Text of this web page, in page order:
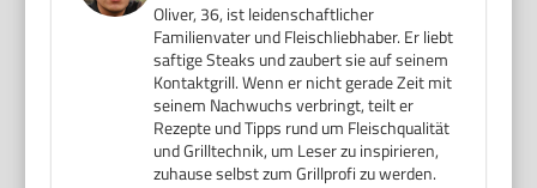
Oliver, 36, ist leidenschaftlicher
Familienvater und Fleischliebhaber. Er liebt
saftige Steaks und zaubert sie auf seinem
Kontaktgrill. Wenn er nicht gerade Zeit mit
seinem Nachwuchs verbringt, teilt er
Rezepte und Tipps rund um Fleischqualität
und Grilltechnik, um Leser zu inspirieren,
zuhause selbst zum Grillprofi zu werden.